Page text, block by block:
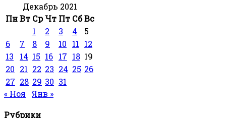
Декабрь 2021
ПнВт Ср Чт Пт СбВс
1
2 3 4
5
6
7 8 9 10 11
12
13
14 15 16 17 18 19
20 21 22 23 24 25 26
27 28 29 30 31
« Ноя
Янв »
Рубрики